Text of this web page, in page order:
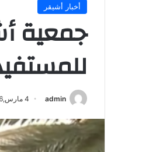
أخبار أشيقر
جمعية
admin 4 مارس,2016